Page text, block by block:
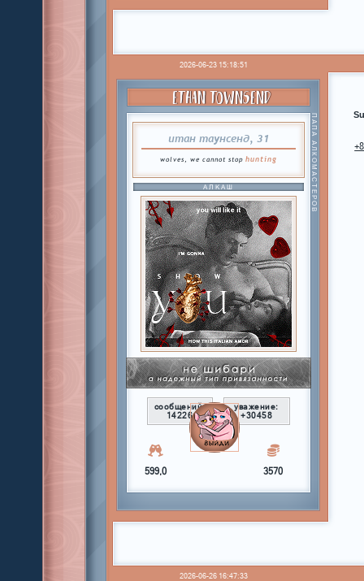
2026-06-23 15:18:51
ETHAN TOWNSEND
итан таунсенд, 31
wolves, we cannot stophunting ПАПА АЛКОМАСТЕРОВ
АЛКАШ
сообщений:
14226
уважение:
+30458
599,0 3570
+8
2026-06-26 16:47:33